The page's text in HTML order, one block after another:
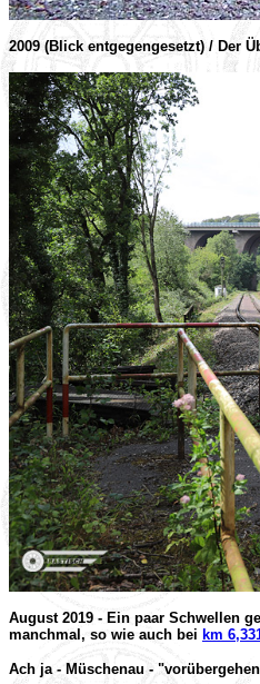
2009 (Blick entgegengesetzt) / Der
August 2019 - Ein paar Schwellen
manchmal, so wie auch bei km
Ach ja - Müschenau -